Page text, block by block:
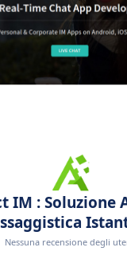
IM : Soluzione
Nessuna recensione degli